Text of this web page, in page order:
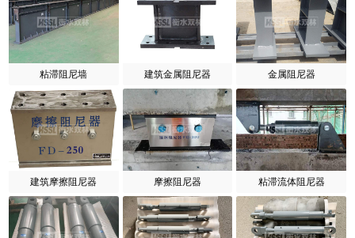
粘滞阻尼墙 建筑金属阻尼器 金属阻尼器
建筑摩擦阻尼器 摩擦阻尼器 粘滞流体阻尼器